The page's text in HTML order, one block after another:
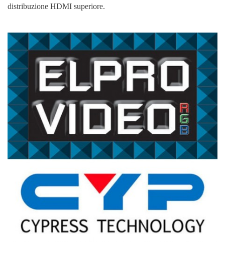
distribuzione HDMI superiore.